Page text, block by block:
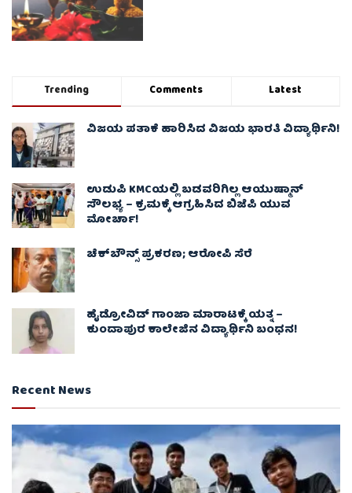
Trending Comments Latest
ವಿಜಯ ಪತಾಕೆ ಹಾರಿಸಿದ ವಿಜಯ ಭಾರತಿ ವಿದ್ಯಾರ್ಥಿನಿ!
ಉಡುಪಿ KMCಯಲ್ಲಿ ಬಡವರಿಗಿಲ್ಲ ಆಯುಷ್ಮಾನ್
ಸೌಲಭ್ಯ – ಕ್ರಮಕ್ಕೆ ಆಗ್ರಹಿಸಿದ ಬಿಜೆಪಿ ಯುವ
ಮೋರ್ಚಾ!
ಚೆಕ್​ಬೌನ್ಸ್​ ಪ್ರಕರಣ; ಆರೋಪಿ ಸೆರೆ
ಹೈಡ್ರೋವಿಡ್ ಗಾಂಜಾ ಮಾರಾಟಕ್ಕೆ ಯತ್ನ –
ಕುಂದಾಪುರ ಕಾಲೇಜಿನ ವಿದ್ಯಾರ್ಥಿನಿ ಬಂಧನ!
Recent News